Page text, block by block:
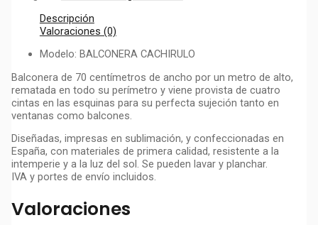
Descripción
Valoraciones (0)
Modelo: BALCONERA CACHIRULO
Balconera de 70 centímetros de ancho por un metro de alto,
rematada en todo su perímetro y viene provista de cuatro
cintas en las esquinas para su perfecta sujeción tanto en
ventanas como balcones.
Diseñadas, impresas en sublimación, y confeccionadas en
España, con materiales de primera calidad, resistente a la
intemperie y a la luz del sol. Se pueden lavar y planchar.
IVA y portes de envío incluidos.
Valoraciones